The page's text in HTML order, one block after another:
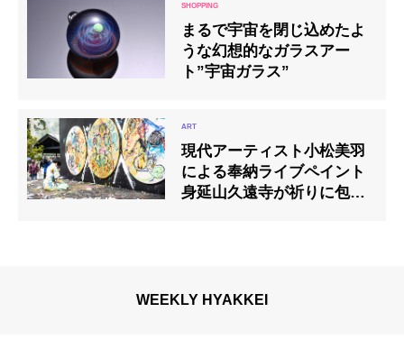
まるで宇宙を閉じ込めたよ
うな幻想的なガラスアー
ト”宇宙ガラス”
現代アーティスト小松美羽
による奉納ライブペイント
身延山久遠寺が祈りに包ま
WEEKLY HYAKKEI